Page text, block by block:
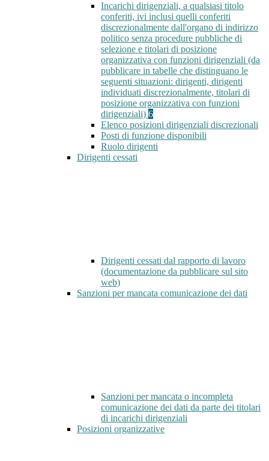
Incarichi dirigenziali, a qualsiasi titolo
conferiti, ivi inclusi quelli conferiti
discrezionalmente dall'organo di indirizzo
politico senza procedure pubbliche di
selezione e titolari di posizione
organizzativa con funzioni dirigenziali (da
pubblicare in tabelle che distinguano le
seguenti situazioni: dirigenti, dirigenti
individuati discrezionalmente, titolari di
posizione organizzativa con funzioni
dirigenziali) 6
Elenco posizioni dirigenziali discrezionali
Posti di funzione disponibili
Ruolo dirigenti
Dirigenti cessati
Dirigenti cessati dal rapporto di lavoro
(documentazione da pubblicare sul sito
web)
Sanzioni per mancata comunicazione dei dati
Sanzioni per mancata o incompleta
comunicazione dei dati da parte dei titolari
di incarichi dirigenziali
Posizioni organizzative